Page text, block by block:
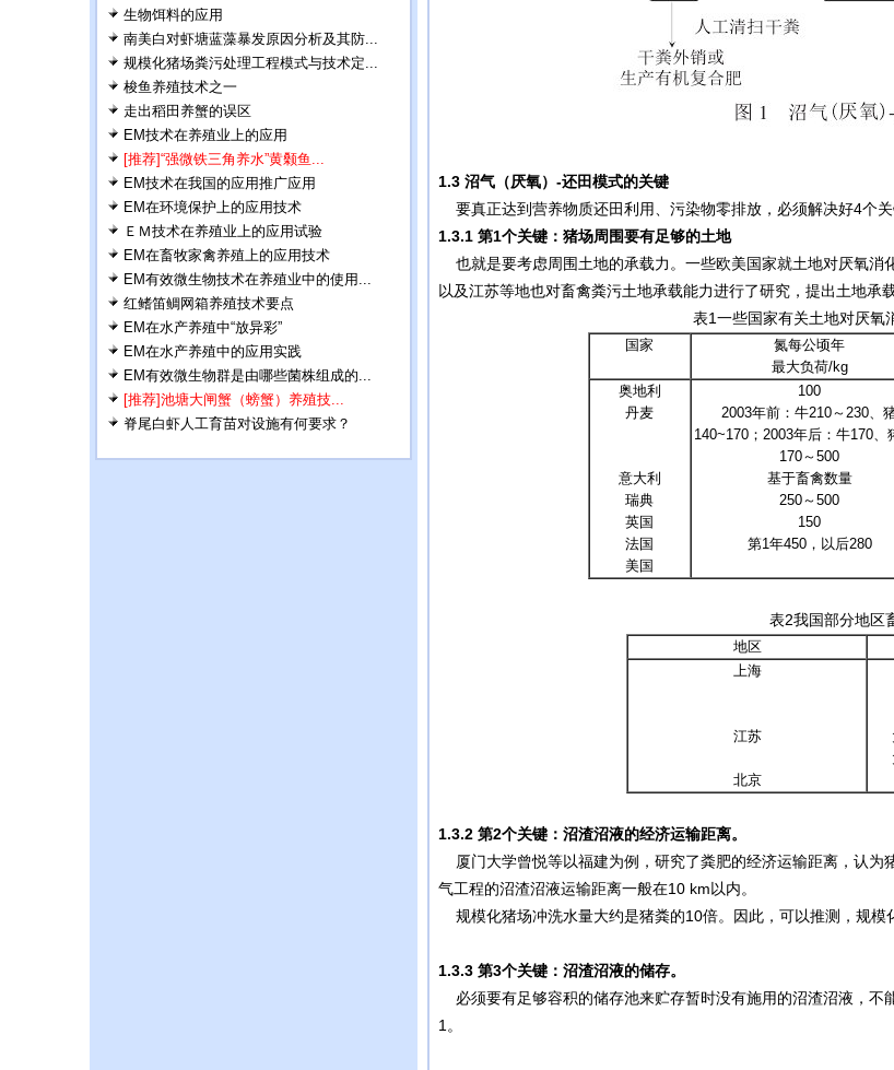
生物饵料的应用
南美白对虾塘蓝藻暴发原因分析及其防...
规模化猪场粪污处理工程模式与技术定...
梭鱼养殖技术之一
走出稻田养蟹的误区
EM技术在养殖业上的应用
[推荐]“强微铁三角养水”黄颡鱼...
EM技术在我国的应用推广应用
EM在环境保护上的应用技术
ＥＭ技术在养殖业上的应用试验
EM在畜牧家禽养殖上的应用技术
EM有效微生物技术在养殖业中的使用...
红鳍笛鲷网箱养殖技术要点
EM在水产养殖中“放异彩”
EM在水产养殖中的应用实践
EM有效微生物群是由哪些菌株组成的...
[推荐]池塘大闸蟹（螃蟹）养殖技...
脊尾白虾人工育苗对设施有何要求？
1.3 沼气（厌氧）-还田模式的关键
要真正达到营养物质还田利用、污染物零排放，必须解决好4个关
1.3.1 第1个关键：猪场周围要有足够的土地
也就是要考虑周围土地的承载力。一些欧美国家就土地对厌氧消
以及江苏等地也对畜禽粪污土地承载能力进行了研究，提出土地承
表1一些国家有关土地对厌氧
国家
氮每公顷年
最大负荷/kg
奥地利
丹麦
意大利
瑞典
英国
法国
美国
100
2003年前：牛210～230、
140~170；2003年后：牛170、
170～500
基于畜禽数量
250～500
150
第1年450，以后280
表2我国部分地区
地区
上海
江苏
北京
1.3.2 第2个关键：沼渣沼液的经济运输距离。
厦门大学曾悦等以福建为例，研究了粪肥的经济运输距离，认
气工程的沼渣沼液运输距离一般在10 km以内。
规模化猪场冲洗水量大约是猪粪的10倍。因此，可以推测，规模
1.3.3 第3个关键：沼渣沼液的储存。
必须要有足够容积的储存池来贮存暂时没有施用的沼渣沼液，不
1。